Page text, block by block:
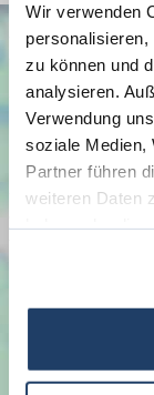
Wir verwenden
zu können und
analysieren.
Verwendung
soziale Medien,
Partner führen
weiteren Daten